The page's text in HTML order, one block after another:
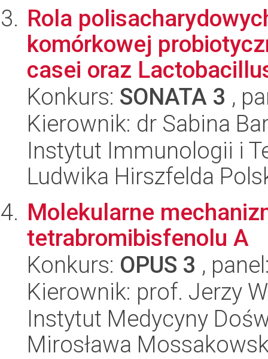
Rola
komórkowej
casei oraz
Konkurs: SONATA 3 ,
Kierownik: dr Sabina
Instytut Immunologii i
Ludwika Hirszfelda
Molekularne
tetrabromibisfenolu A
Konkurs: OPUS 3 ,
Kierownik: prof. Jerzy
Instytut Medycyny
Mirosława